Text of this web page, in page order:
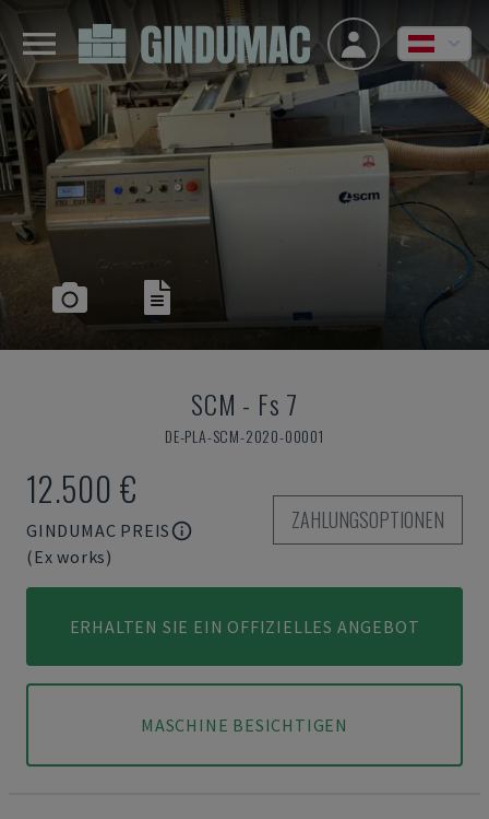
SCM - Fs 7
DE-PLA-SCM-2020-00001
12.500 €
GINDUMAC PREIS
(Ex works)
ZAHLUNGSOPTIONEN
ERHALTEN SIE EIN OFFIZIELLES ANGEBOT
MASCHINE BESICHTIGEN